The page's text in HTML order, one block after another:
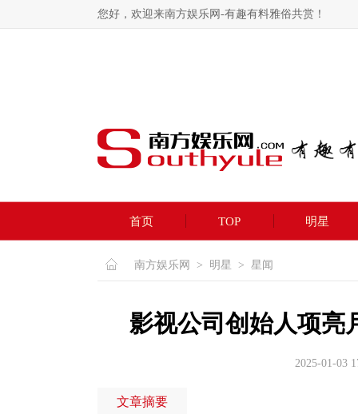
您好，欢迎来南方娱乐网-有趣有料雅俗共赏！
首页 TOP 明星
南方娱乐网 > 明星 > 星闻
影视公司创始人项亮
2025-01-03
文章摘要